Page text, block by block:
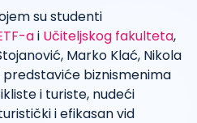
su studenti
ai Učiteljskog fakulteta,
Marko Klać, Nikola
predstaviće biznismenima
i turiste, nudeći
i efikasan vid